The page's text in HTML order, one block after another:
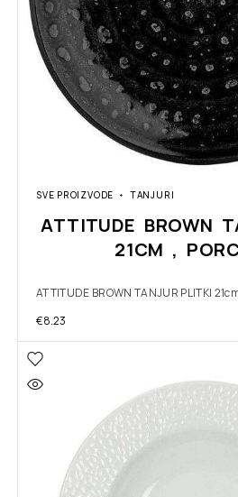
SVE PROIZVODE TANJURI
ATTITUDE BROWN
21CM ,
ATTITUDE BROWN TANJUR PLITKI
€8.23